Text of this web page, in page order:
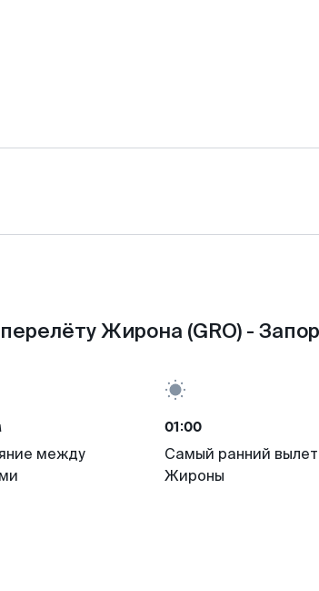
Жирона (GRO) -
между
01:00
Самый ранний
Жироны